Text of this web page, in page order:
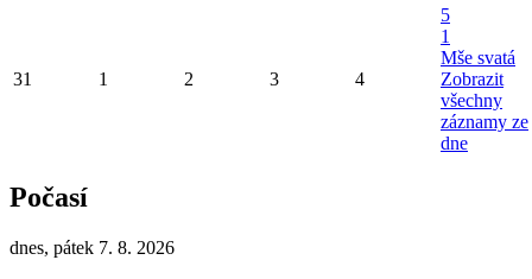
31 1 2 3 4
5
1
Mše svatá
Zobrazit
všechny
záznamy ze
dne
Počasí
dnes, pátek 7. 8. 2026